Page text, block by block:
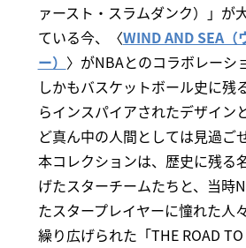
ァースト・スラムダンク）」が
ている今、〈WIND AND SEA（
ー） 〉がNBAとのコラボレーシ
しかもバスケットボール史に残
らインスパイアされたデザイン
ど真ん中の人間としては見過ご
本コレクションは、歴史に残る
げたスターチームたちと、当時
たスタープレイヤーに憧れた人
繰り広げられた「THE ROAD